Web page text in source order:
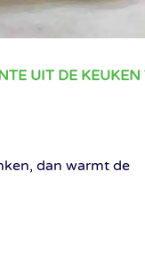
UIT DE KEUKEN
dan warmt de